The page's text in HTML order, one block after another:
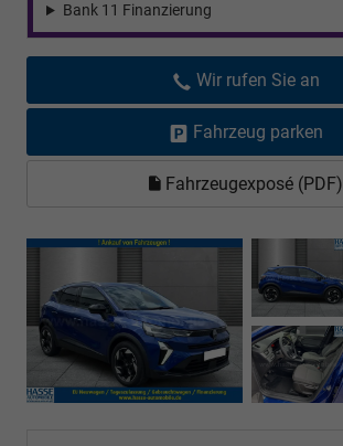
Bank 11 Finanzierung
Wir rufen Sie an
Fahrzeug parken
Fahrzeugexposé (PDF)